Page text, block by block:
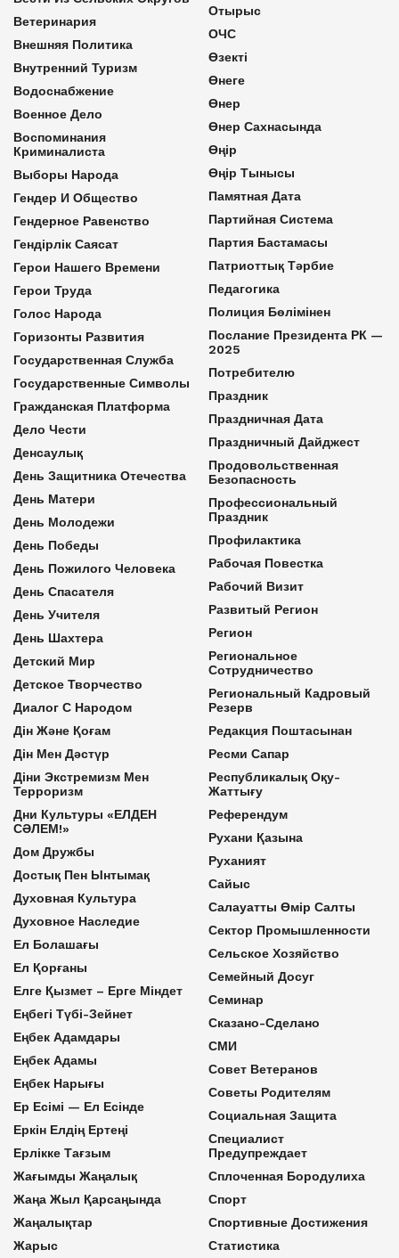
Ветеринария
Внешняя Политика
Внутренний Туризм
Водоснабжение
Военное Дело
Воспоминания
Криминалиста
Выборы Народа
Гендер И Общество
Гендерное Равенство
Гендірлік Саясат
Герои Нашего Времени
Герои Труда
Голос Народа
Горизонты Развития
Государственная Служба
Государственные Символы
Гражданская Платформа
Дело Чести
Денсаулық
День Защитника Отечества
День Матери
День Молодежи
День Победы
День Пожилого Человека
День Спасателя
День Учителя
День Шахтера
Детский Мир
Детское Творчество
Диалог С Народом
Дін Және Қоғам
Дін Мен Дәстүр
Діни Экстремизм Мен
Терроризм
Дни Культуры «ЕЛДЕН
СӘЛЕМ!»
Дом Дружбы
Достық Пен Ынтымақ
Духовная Культура
Духовное Наследие
Ел Болашағы
Ел Қорғаны
Елге Қызмет – Ерге Міндет
Еңбегі Түбі-Зейнет
Еңбек Адамдары
Еңбек Адамы
Еңбек Нарығы
Ер Есімі — Ел Есінде
Еркін Елдің Ертеңі
Ерлікке Тағзым
Жағымды Жаңалық
Жаңа Жыл Қарсаңында
Жаңалықтар
Жарыс
Отырыс
ОЧС
Өзекті
Өнеге
Өнер
Өнер Сахнасында
Өңір
Өңір Тынысы
Памятная Дата
Партийная Система
Партия Бастамасы
Патриоттық Тәрбие
Педагогика
Полиция Бөлімінен
Послание Президента РК —
2025
Потребителю
Праздник
Праздничная Дата
Праздничный Дайджест
Продовольственная
Безопасность
Профессиональный
Праздник
Профилактика
Рабочая Повестка
Рабочий Визит
Развитый Регион
Регион
Региональное
Сотрудничество
Региональный Кадровый
Резерв
Редакция Поштасынан
Ресми Сапар
Республикалық Оқу-
Жаттығу
Референдум
Рухани Қазына
Руханият
Сайыс
Салауатты Өмір Салты
Сектор Промышленности
Сельское Хозяйство
Семейный Досуг
Семинар
Сказано-Сделано
СМИ
Совет Ветеранов
Советы Родителям
Социальная Защита
Специалист
Предупреждает
Сплоченная Бородулиха
Спорт
Спортивные Достижения
Статистика